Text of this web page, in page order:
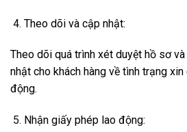
Theo dõi và cập nhật:
Theo dõi quá trình xét duyệt hồ sơ
nhật cho khách hàng về tình trạng
động.
Nhận giấy phép lao động: